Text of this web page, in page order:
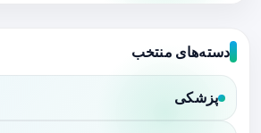
دسته‌های منتخب
پزشکی